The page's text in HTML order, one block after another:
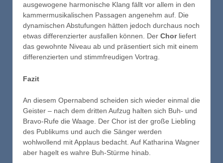
ausgewogene harmonische Klang fällt vor allem in den
kammermusikalischen Passagen angenehm auf. Die
dynamischen Abstufungen hätten jedoch durchaus noch
etwas differenzierter ausfallen können. Der Chorliefert
das gewohnte Niveau ab und präsentiert sich mit einem
differenzierten und stimmfreudigen Vortrag.
Fazit
An diesem Opernabend scheiden sich wieder einmal die
Geister – nach dem dritten Aufzug halten sich Buh- und
Bravo-Rufe die Waage. Der Chor ist der große Liebling
des Publikums und auch die Sänger werden
wohlwollend mit Applaus bedacht. Auf Katharina Wagner
aber hagelt es wahre Buh-Stürme hinab.